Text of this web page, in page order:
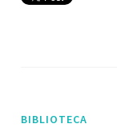
BIBLIOTECA